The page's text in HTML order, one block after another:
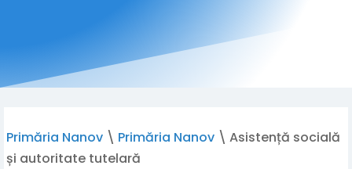
Primăria Nanov \ Primăria Nanov \ Asistență socială
și autoritate tutelară